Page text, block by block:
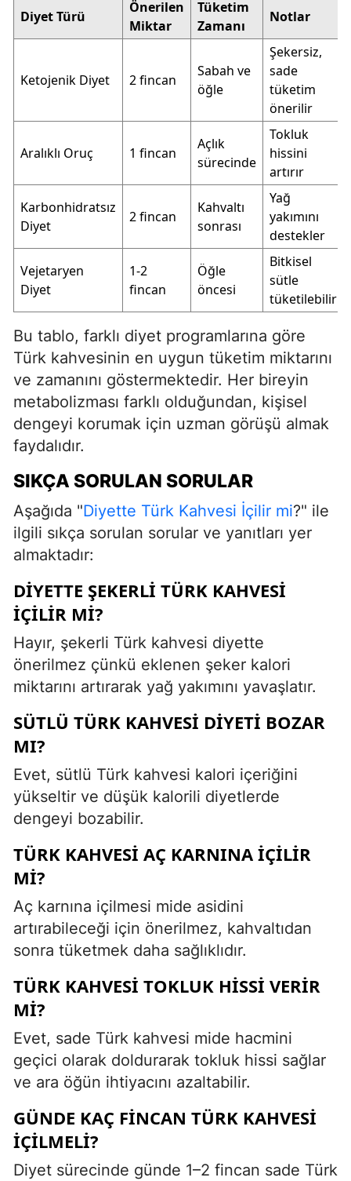
Diyet Türü
Önerilen
Miktar
Tüketim
Zamanı
Notlar
Ketojenik Diyet 2 fincan
Sabah ve
öğle
Şekersiz,
sade
tüketim
önerilir
Aralıklı Oruç 1 fincan
Açlık
sürecinde
Tokluk
hissini
artırır
Karbonhidratsız
Diyet
2 fincan
Kahvaltı
sonrası
Yağ
yakımını
destekler
Vejetaryen
Diyet
1-2
fincan
Öğle
öncesi
Bitkisel
sütle
tüketilebilir
Bu tablo, farklı diyet programlarına göre
Türk kahvesinin en uygun tüketim miktarını
ve zamanını göstermektedir. Her bireyin
metabolizması farklı olduğundan, kişisel
dengeyi korumak için uzman görüşü almak
faydalıdır.
SIKÇA SORULAN SORULAR
Aşağıda "Diyette Türk Kahvesi İçilir mi?" ile
ilgili sıkça sorulan sorular ve yanıtları yer
almaktadır:
DIYETTE ŞEKERLI TÜRK KAHVESI
İÇILIR MI?
Hayır, şekerli Türk kahvesi diyette
önerilmez çünkü eklenen şeker kalori
miktarını artırarak yağ yakımını yavaşlatır.
SÜTLÜ TÜRK KAHVESI DIYETI BOZAR
MI?
Evet, sütlü Türk kahvesi kalori içeriğini
yükseltir ve düşük kalorili diyetlerde
dengeyi bozabilir.
TÜRK KAHVESI AÇ KARNINA İÇILIR
MI?
Aç karnına içilmesi mide asidini
artırabileceği için önerilmez, kahvaltıdan
sonra tüketmek daha sağlıklıdır.
TÜRK KAHVESI TOKLUK HISSI VERIR
MI?
Evet, sade Türk kahvesi mide hacmini
geçici olarak doldurarak tokluk hissi sağlar
ve ara öğün ihtiyacını azaltabilir.
GÜNDE KAÇ FINCAN TÜRK KAHVESI
İÇILMELI?
Diyet sürecinde günde 1–2 fincan sade Türk